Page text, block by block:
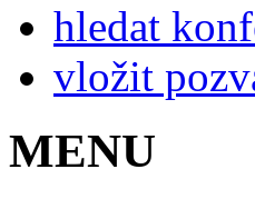
hledat
vložit
MENU